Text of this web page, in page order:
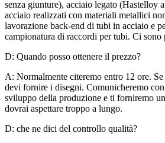
senza giunture), acciaio legato (Hastelloy
acciaio realizzati con materiali metallici
lavorazione back-end di tubi in acciaio e
campionatura di raccordi per tubi. Ci
D: Quando posso ottenere il prezzo?
A: Normalmente citeremo entro 12 ore.
devi fornire i disegni. Comunicheremo
sviluppo della produzione e ti forniremo
dovrai aspettare troppo a lungo.
D: che ne dici del controllo qualità?